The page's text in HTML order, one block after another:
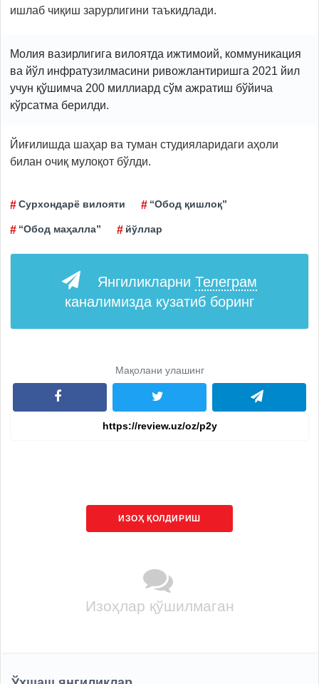
ишлаб чиқиш зарурлигини таъкидлади.
Молия вазирлигига вилоятда ижтимоий, коммуникация
ва йўл инфратузилмасини ривожлантиришга 2021 йил
учун қўшимча 200 миллиард сўм ажратиш бўйича
кўрсатма берилди.
Йиғилишда шаҳар ва туман студияларидаги аҳоли
билан очиқ мулоқот бўлди.
Сурхондарё вилояти “Обод қишлоқ”
“Обод маҳалла” йўллар
Янгиликларни Телеграм
каналимизда кузатиб боринг
Мақолани улашинг
ИЗОҲ ҚОЛДИРИШ
Изоҳлар қўшилмаган